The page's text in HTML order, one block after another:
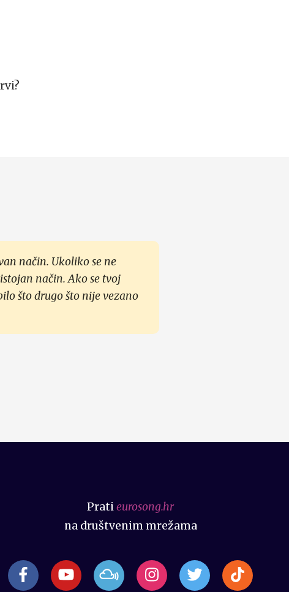
način. Ukoliko se ne
način. Ako se tvoj
što drugo što nije vezano
Pratieurosong.hr
na društvenim mrežama